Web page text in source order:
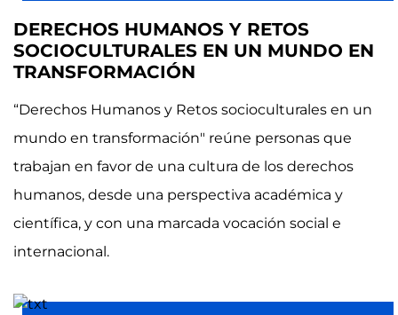
DERECHOS HUMANOS Y RETOS
SOCIOCULTURALES EN UN MUNDO EN
TRANSFORMACIÓN
“Derechos Humanos y Retos socioculturales en un
mundo en transformación" reúne personas que
trabajan en favor de una cultura de los derechos
humanos, desde una perspectiva académica y
científica, y con una marcada vocación social e
internacional.